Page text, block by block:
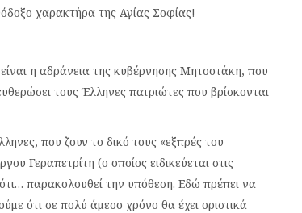
χαρακτήρα της Αγίας Σοφίας!
η αδράνεια της κυβέρνησης Μητσοτάκη, που
τους Έλληνες πατριώτες που βρίσκονται
που ζουν το δικό τους «εξπρές του
Γεραπετρίτη (ο οποίος ειδικεύεται στις
παρακολουθεί την υπόθεση. Εδώ πρέπει να
ότι σε πολύ άμεσο χρόνο θα έχει οριστικά